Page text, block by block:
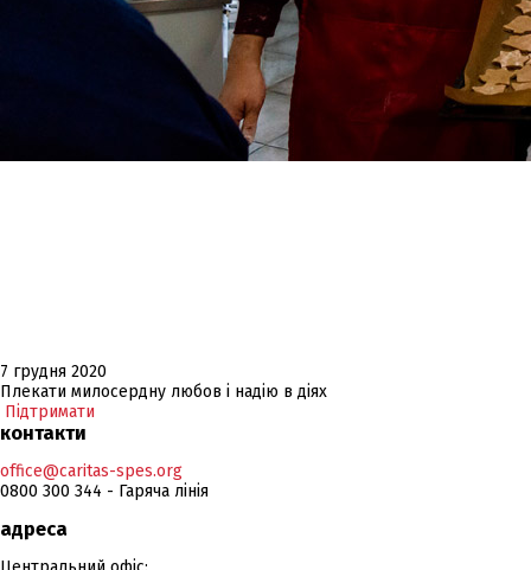
7 грудня 2020
Плекати милосердну любов і надію в діях
Підтримати
контакти
office@caritas-spes.org
0800 300 344 - Гаряча лінія
адреса